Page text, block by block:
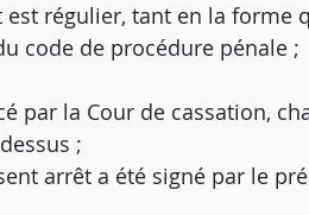
régulier, tant en la forme
code de procédure pénale ;
par la Cour de cassation,
;
arrêt a été signé par le